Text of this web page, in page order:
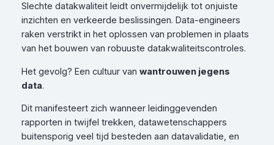
Slechte datakwaliteit leidt onvermijdelijk tot onjuiste
inzichten en verkeerde beslissingen. Data-engineers
raken verstrikt in het oplossen van problemen in plaats
van het bouwen van robuuste datakwaliteitscontroles.
Het gevolg? Een cultuur van wantrouwen jegens
data.
Dit manifesteert zich wanneer leidinggevenden
rapporten in twijfel trekken, datawetenschappers
buitensporig veel tijd besteden aan datavalidatie, en